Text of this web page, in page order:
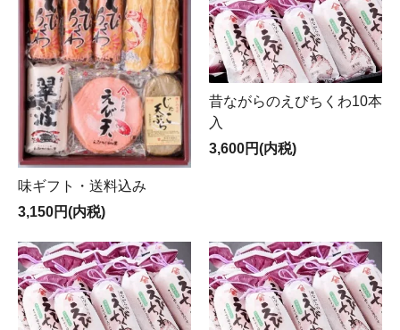
味ギフト・送料込み
3,150円(内税)
昔ながらのえびちくわ10本
入
3,600円(内税)